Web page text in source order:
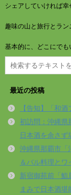
シェアしていければ幸
趣味の山と旅行とラン
基本的に、どこにでも
最近の投稿
【告知】「和
初訪問：沖縄県
日本酒を余さず
沖縄県那覇市「
＆バル料理とワ
新宿御苑前「鮨
まみで日本酒堪